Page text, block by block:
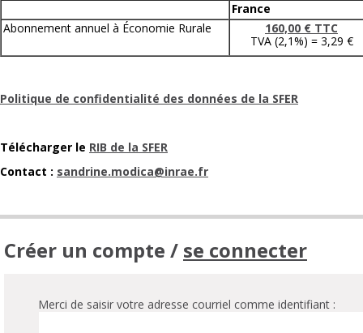
France
Abonnement annuel à Économie Rurale
160,00 € TTC
TVA (2,1%) = 3,29 €
Politique de confidentialité des données de la SFER
Télécharger le RIB de la SFER
Contact : sandrine.modica@inrae.fr
Créer un compte / se connecter
Merci de saisir votre adresse courriel comme identifiant :